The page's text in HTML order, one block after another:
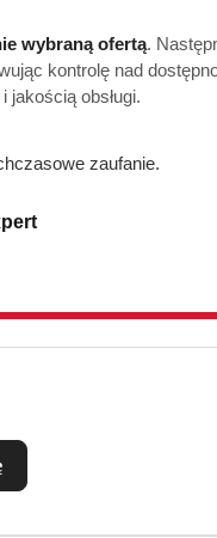
wybraną ofertą.
kontrolę nad
jakością obsługi.
zaufanie.